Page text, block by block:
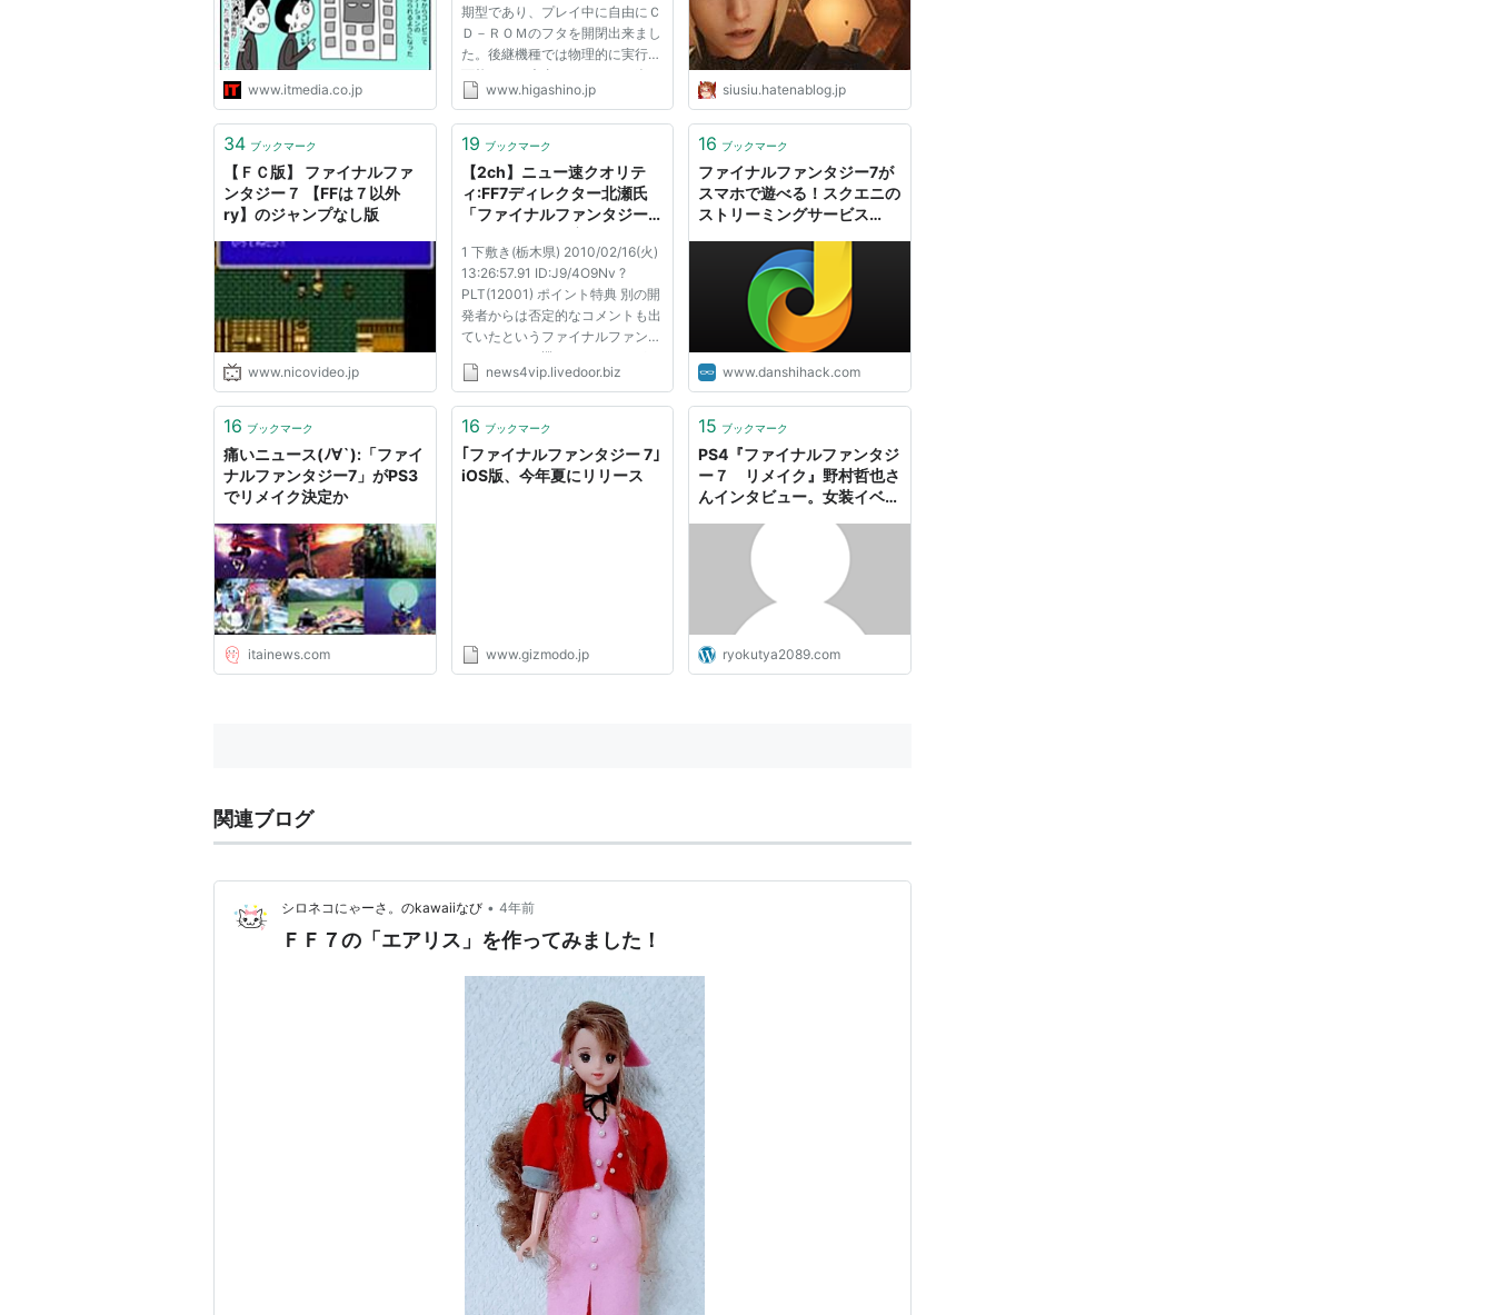
www.itmedia.co.jp
期型であり、プレイ中に自由にＣ
Ｄ－ＲＯＭのフタを開閉出来まし
た。後継機種では物理的に実行不
可能です。素直？にチートで楽し
んだ方がいいかもしれません。
制イベントでエアリスが殺されて
www.higashino.jp siusiu.hatenablog.jp
34 ブックマーク
【ＦＣ版】 ファイナルファ
ンタジー７ 【FFは７以外
ry】のジャンプなし版
www.nicovideo.jp
19 ブックマーク
【2ch】ニュー速クオリテ
ィ:FF7ディレクター北瀬氏
「ファイナルファンタジー7
メイクしてみたい」
1 下敷き(栃木県) 2010/02/16(火)
13:26:57.91 ID:J9/4O9Nv ?
PLT(12001) ポイント特典 別の開
発者からは否定的なコメントも出
ていたというファイナルファンタ
ジーVIIの HD機リメイクですが、
GameTrailersのインタビューを受
瀬氏が「非常に興味がある」とす
は、...
news4vip.livedoor.biz
16 ブックマーク
ファイナルファンタジー7が
スマホで遊べる！スクエニの
ストリーミングサービス
www.danshihack.com
16 ブックマーク
痛いニュース(ﾉ∀`):「ファイ
ナルファンタジー7」がPS3
でリメイク決定か
itainews.com
16 ブックマーク
｢ファイナルファンタジー 7｣
iOS版、今年夏にリリース
www.gizmodo.jp
15 ブックマーク
PS4『ファイナルファンタジ
ー７ リメイク』野村哲也さ
んインタビュー。女装イベン
ィファのバストが縮んで見え
ームよりどりサブカルみどり
ryokutya2089.com
関連ブログ
シロネコにゃーさ。のkawaiiなび • 4年前
ＦＦ７の「エアリス」を作ってみました！